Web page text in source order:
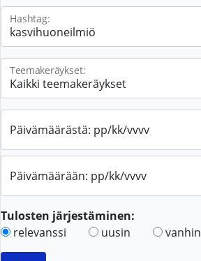
Hashtag:
Teemakeräykset:
Päivämäärästä: pp/kk/vvvv
Päivämäärään: pp/kk/vvvv
Tulosten järjestäminen:
relevanssi
uusin vanhin